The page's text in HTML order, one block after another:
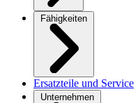
Fähigkeiten
Ersatzteile und Service
Unternehmen